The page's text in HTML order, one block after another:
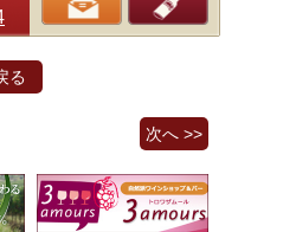
る
次へ >>